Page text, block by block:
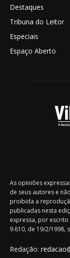
Destaques
Tribuna do Leitor
Especiais
Espaço Aberto
As opiniões
de seus autores e
proibida a
publicadas nesta
expressa, por
9.610, de 19/2/1998,
Redação: